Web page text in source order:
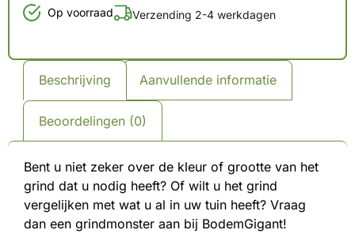
Op voorraad Verzending 2-4 werkdagen
Beschrijving Aanvullende informatie
Beoordelingen (0)
Bent u niet zeker over de kleur of grootte van het
grind dat u nodig heeft? Of wilt u het grind
vergelijken met wat u al in uw tuin heeft? Vraag
dan een grindmonster aan bij BodemGigant!